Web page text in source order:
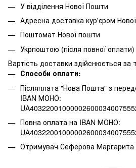
У відділення Нової Пошти
Адресна доставка кур'єром
Поштомат Нової пошти
Укрпоштою (після повної оплати)
Вартість доставки здійснюється за
Способи оплати:
Післяплата "Нова Пошта" з
IBAN МОНО:
Повна оплата на IBAN МОНО:
Отримувач Сеферова Маргарита